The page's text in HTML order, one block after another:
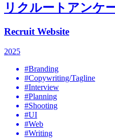
リクルートアンケ
Recruit Website
2025
#Branding
#Copywriting/Tagline
#Interview
#Planning
#Shooting
#UI
#Web
#Writing